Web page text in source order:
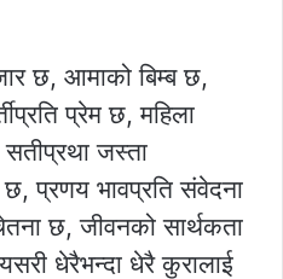
छ, आमाको बिम्ब छ,
प्रेम छ, महिला
जस्ता
प्रणय भावप्रति संवेदना
छ, जीवनको सार्थकता
धेरैभन्दा धेरै कुरालाई